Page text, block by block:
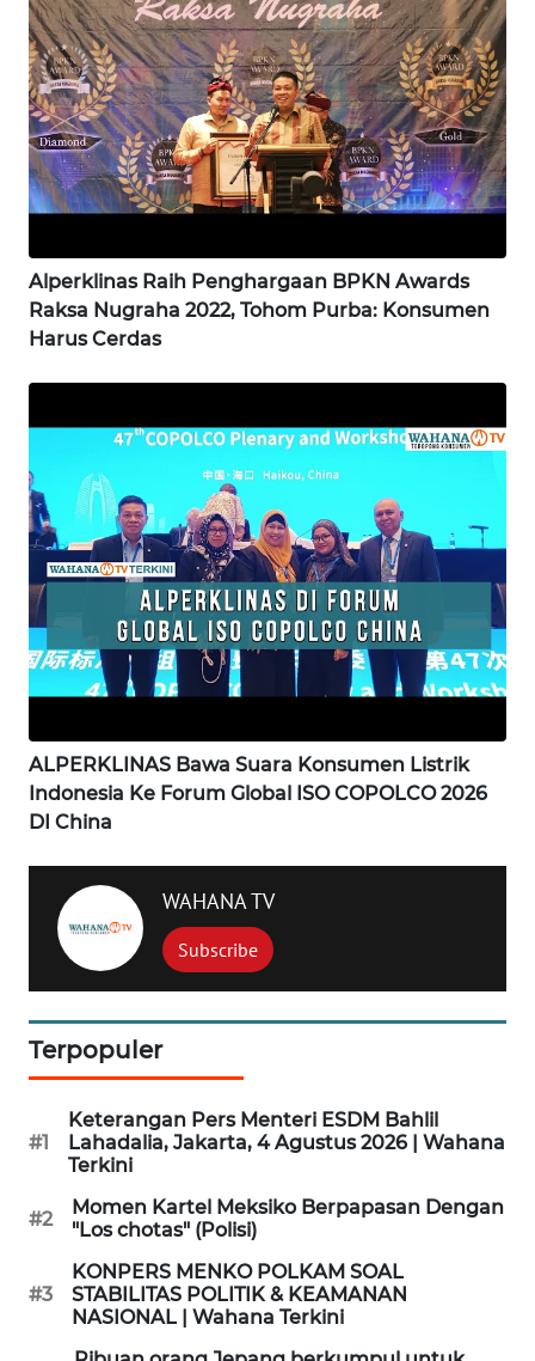
Alperklinas Raih Penghargaan BPKN Awards
Raksa Nugraha 2022, Tohom Purba: Konsumen
Harus Cerdas
ALPERKLINAS Bawa Suara Konsumen Listrik
Indonesia Ke Forum Global ISO COPOLCO 2026
DI China
WAHANA TV
Subscribe
Terpopuler
#1
Keterangan Pers Menteri ESDM Bahlil
Lahadalia, Jakarta, 4 Agustus 2026 | Wahana
Terkini
#2
Momen Kartel Meksiko Berpapasan Dengan
"Los chotas" (Polisi)
#3
KONPERS MENKO POLKAM SOAL
STABILITAS POLITIK & KEAMANAN
NASIONAL | Wahana Terkini
WN
SIMALUNGUN
WN
LABUHANBATU
WN
TENGAH
WN DELI
SERDANG
TEBING
WN
PAKPAK
KARAWANG
WN
WN
BOGOR
DEPOK
WN
TAPANULI
UTARA
WN
WN
PADANG
LAWAS
WN
SUMEDANG